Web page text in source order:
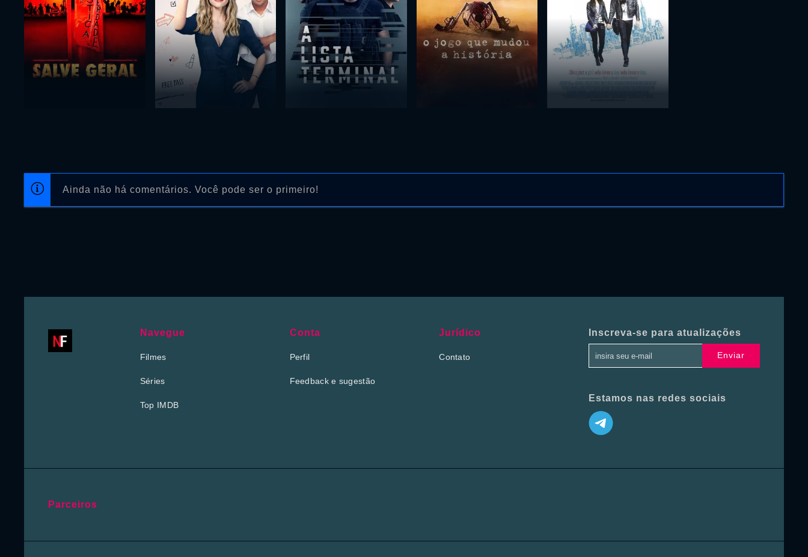
Ainda não há comentários. Você pode ser o primeiro!
Navegue
Filmes
Séries
Top IMDB
Conta
Perfil
Feedback e sugestão
Jurídico
Contato
Inscreva-se para atualizações
Enviar
Estamos nas redes sociais
Parceiros